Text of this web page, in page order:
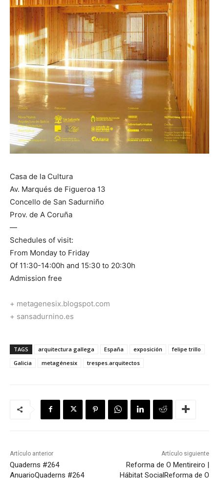
Casa de la Cultura
Av. Marqués de Figueroa 13
Concello de San Sadurniño
Prov. de A Coruña
—
Schedules of visit:
From Monday to Friday
Of 11:30-14:00h and 15:30 to 20:30h
Admission free
+ metagenesix.blogspot.com
+ sansadurnino.es
TAGS arquitectura gallega España exposición
felipe trillo
Galicia
metagénesix trespes.arquitectos
Artículo anterior
Quaderns #264
AnuarioQuaderns #264
Artículo siguiente
Reforma de O Mentireiro |
Hábitat SocialReforma de O